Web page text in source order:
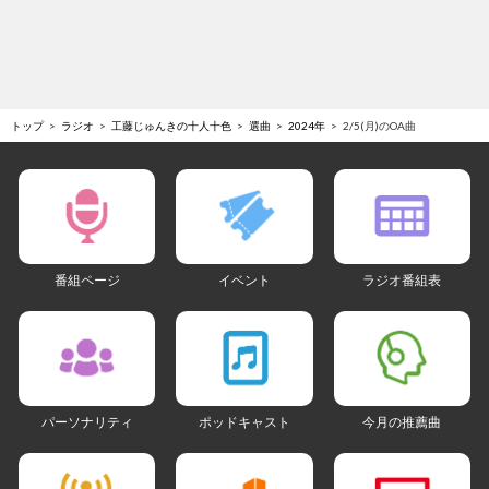
トップ ラジオ 工藤じゅんきの十人十色 選曲 2024年 2/5(月)のOA曲
番組ページ イベント ラジオ番組表
パーソナリティ ポッドキャスト 今月の推薦曲